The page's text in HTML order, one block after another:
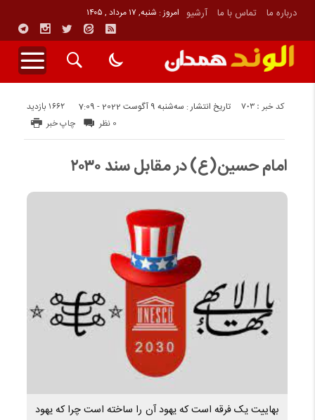
درباره ما تماس با ما آرشیو امروز : شنبه, ۱۷ مرداد , ۱۴۰۵
تاریخ انتشار : سه‌شنبه 9 آگوست 2022 - 7:09 1662 بازدید کد خبر : 703
چاپ خبر 0 نظر
امام حسین(ع) در مقابل سند ۲۰۳۰
بهاییت یک فرقه است که یهود آن را ساخته است چرا که یهود